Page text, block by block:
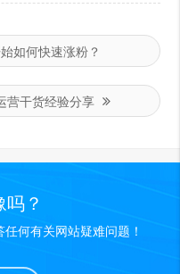
如何快速涨粉？
营干货经验分享
？
何有关网站疑难问题！